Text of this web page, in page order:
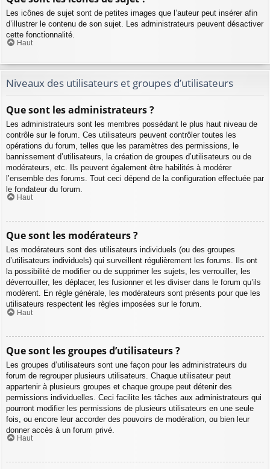
Les icônes de sujet sont de petites images que l’auteur peut insérer afin
d’illustrer le contenu de son sujet. Les administrateurs peuvent désactiver
cette fonctionnalité.
Haut
Niveaux des utilisateurs et groupes d’utilisateurs
Que sont les administrateurs ?
Les administrateurs sont les membres possédant le plus haut niveau de
contrôle sur le forum. Ces utilisateurs peuvent contrôler toutes les
opérations du forum, telles que les paramètres des permissions, le
bannissement d’utilisateurs, la création de groupes d’utilisateurs ou de
modérateurs, etc. Ils peuvent également être habilités à modérer
l’ensemble des forums. Tout ceci dépend de la configuration effectuée par
le fondateur du forum.
Haut
Que sont les modérateurs ?
Les modérateurs sont des utilisateurs individuels (ou des groupes
d’utilisateurs individuels) qui surveillent régulièrement les forums. Ils ont
la possibilité de modifier ou de supprimer les sujets, les verrouiller, les
déverrouiller, les déplacer, les fusionner et les diviser dans le forum qu’ils
modèrent. En règle générale, les modérateurs sont présents pour que les
utilisateurs respectent les règles imposées sur le forum.
Haut
Que sont les groupes d’utilisateurs ?
Les groupes d’utilisateurs sont une façon pour les administrateurs du
forum de regrouper plusieurs utilisateurs. Chaque utilisateur peut
appartenir à plusieurs groupes et chaque groupe peut détenir des
permissions individuelles. Ceci facilite les tâches aux administrateurs qui
pourront modifier les permissions de plusieurs utilisateurs en une seule
fois, ou encore leur accorder des pouvoirs de modération, ou bien leur
donner accès à un forum privé.
Haut